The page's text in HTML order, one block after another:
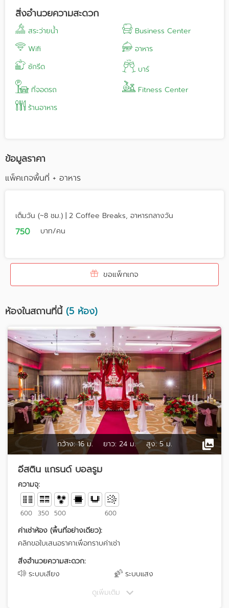
ค็อกเทล บุฟเฟ่ต์ โต๊ะจีน ค่าอาหารเริ่มต้นท่านละ 650 บาท แพ็คเกจ
งานหมั้น เริ่มต้น 15,000 บาท แพ็คเกจงานแต่งงาน เริ่มต้น
100,000 บาท สถานที่ : สามารถเลือกได้ที่ ห้องอีสตินบอลรูม หรือ
ริมสระว่ายน้ำ ทำไมต้องจัดงานที่ โรงแรม อีสติน มักกะสัน กรุงเทพฯ
• มีความเป็นส่วนตัว เนื่องจากห้องจัดเลี้ยงแยกเป็นสัดส่วน • โถง
ต้อนรับขนาดใหญ่ สามารถจัดตั้งแบล็คดรอปและจุดแสดงภาพได้
สวยงาม หลากหลายรูปแบบ • ห้องจัดเลี้ยง เพดานสูง หรูหรา
สวยงาม • เครื่องเสียงและระบบไฟทันสมัย • ลานจอดรถขนาดใหญ่
รองรับได้ถึง 200 คัน • ทีมงานมีประสบการณ์และเอาใจใส่ในความ
ต้องการ • ที่ตั้งโรงแรมอยู่ใจกลางเมือง เดินทางสะดวก ทั้งโดย
รถไฟฟ้า และทางด่วน • งานแต่งงาน สามารถจัดงาน After Party
สิ่งอำนวยความสะดวก
สระว่ายน้ำ
Business Center
Wifi
อาหาร
ซักรีด
บาร์
ที่จอดรถ
Fitness Center
ร้านอาหาร
ข้อมูลราคา
แพ็คเกจพื้นที่ + อาหาร
เต็มวัน (~8 ชม.) | 2 Coffee Breaks, อาหารกลางวัน
750 บาท/คน
ขอแพ็กเกจ
ห้องในสถานที่นี้(5 ห้อง)
กว้าง: 16 ม. ยาว: 24 ม. สูง: 5 ม.
อีสติน แกรนด์ บอลรูม
ความจุ:
600 350 500 600
ค่าเช่าห้อง (พื้นที่อย่างเดียว):
คลิกขอใบเสนอราคาเพื่อทราบค่าเช่า
สิ่งอำนวยความสะดวก:
ระบบเสียง
ระบบแสง
ดูเพิ่มเติม